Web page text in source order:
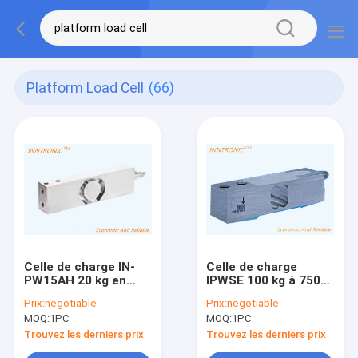
Platform Load Cell (66)
Celle de charge IN-
PW15AH 20 kg en
IP68,IP69 Capteur de
force de poids en
point unique pour
l'échelle de
Prix:negotiable
MOQ:1PC
Trouvez les derniers prix
Celle de charge
IPWSE 100 kg à 750
de poids en acier
inoxydable à point
unique 2.0 ± 0,2 mV/V
Pour une échelle de
Prix:negotiable
MOQ:1PC
Trouvez les derniers prix